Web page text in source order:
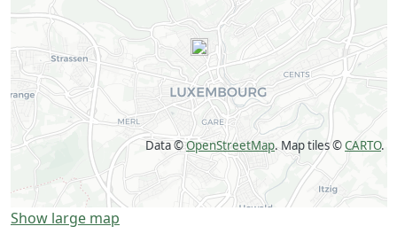
Data ©OpenStreetMap. Map tiles ©CARTO.
Show large map